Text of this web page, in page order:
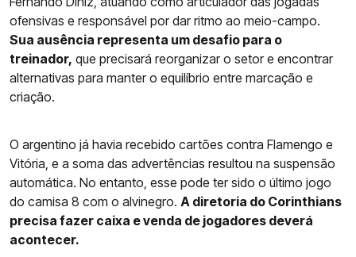
ofensivas e responsável por dar ritmo ao meio-campo.
Sua ausência representa um desafio para o
treinador, que precisará reorganizar o setor e encontrar
alternativas para manter o equilíbrio entre marcação e
criação.
O argentino já havia recebido cartões contra Flamengo e
Vitória, e a soma das advertências resultou na suspensão
automática. No entanto, esse pode ter sido o último jogo
do camisa 8 com o alvinegro. A diretoria do Corinthians
precisa fazer caixa e venda de jogadores deverá
acontecer.